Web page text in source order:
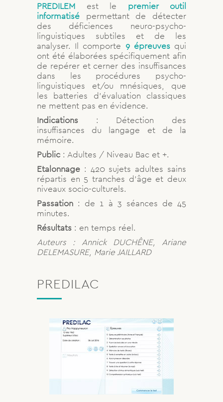
PREDILEM est le premier outil
informatisé permettant de détecter
des déficiences neuro-psycho-
linguistiques subtiles et de les
analyser. Il comporte 9 épreuvesqui
ont été élaborées spécifiquement afin
de repérer et cerner des insuffisances
dans les procédures psycho-
linguistiques et/ou mnésiques, que
les batteries d’évaluation classiques
ne mettent pas en évidence.
Indications : Détection des
insuffisances du langage et de la
mémoire.
Public : Adultes / Niveau Bac et +.
Etalonnage : 420 sujets adultes sains
répartis en 5 tranches d’âge et deux
niveaux socio-culturels.
Passation : de 1 à 3 séances de 45
minutes.
Résultats : en temps réel.
Auteurs : Annick DUCHÊNE, Ariane
DELEMASURE, Marie JAILLARD
PREDILAC